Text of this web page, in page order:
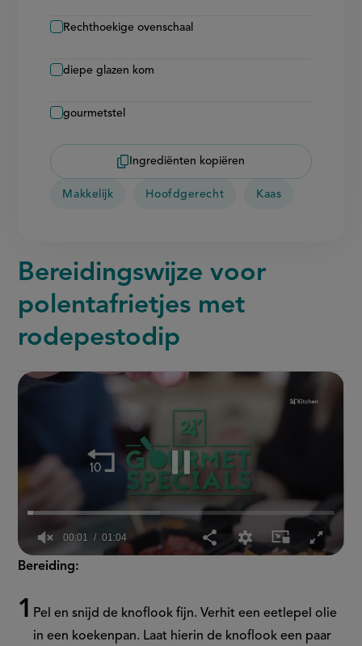
Rechthoekige ovenschaal
diepe glazen kom
gourmetstel
Ingrediënten kopiëren
Makkelijk Hoofdgerecht Kaas
Bereidingswijze voor
polentafrietjes met
rodepestodip
0
seconds
1
minute,
seconds
00:02 01:04
Bereiding:
Pel en snijd de knoflook fijn. Verhit een eetlepel olie
in een koekenpan. Laat hierin de knoflook een paar